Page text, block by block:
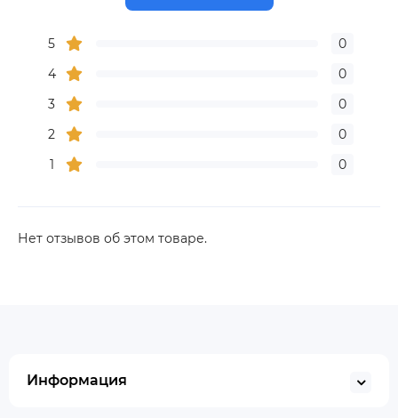
5
0
4
0
3
0
2
0
1
0
Нет отзывов об этом товаре.
Информация